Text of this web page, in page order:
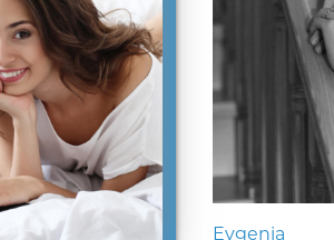
Evgenia